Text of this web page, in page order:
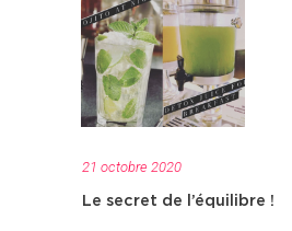
21 octobre 2020
Le secret de l’équilibre !